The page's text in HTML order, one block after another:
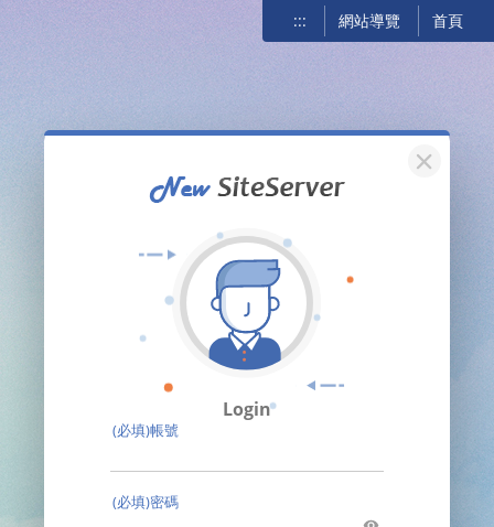
::: 網站導覽 首頁
關閉
Login
(必填)帳號
(必填)密碼